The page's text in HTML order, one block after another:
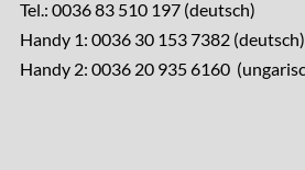
Tel.: 0036 83 510 197 (deutsch)
Handy 1: 0036 30 153 7382 (deutsch)
Handy 2: 0036 20 935 6160